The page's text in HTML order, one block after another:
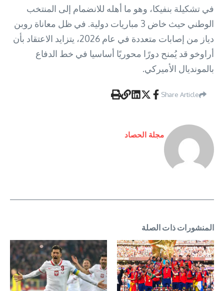
في تشكيلة بنفيكا، وهو ما أهله للانضمام إلى المنتخب
الوطني حيث خاض 3 مباريات دولية. في ظل معاناة روبن
دياز من إصابات متعددة في عام 2026، يتزايد الاعتقاد بأن
أراوخو قد يُمنح دورًا محوريًا أساسيا في خط الدفاع
بالمونديال الأميركي.
Share Article
مجلة الحصاد
المنشورات ذات الصلة